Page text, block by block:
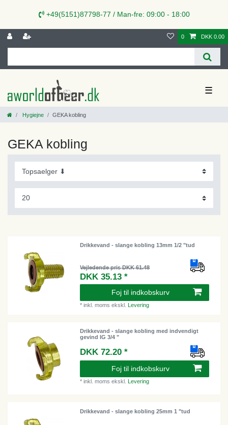
+49(5151)87798-77 / Man-fre: 09:00 - 18:00
0 DKK 0.00
☰
Hygiejne GEKA kobling
GEKA kobling
Drikkevand - slange kobling 13mm 1/2 "tud
Vejledende pris DKK 61.48
DKK 35.13 *
Foj til indkobskurv
*inkl. moms ekskl.Levering
Drikkevand - slange kobling med indvendigt
gevind IG 3/4 "
DKK 72.20 *
Foj til indkobskurv
*inkl. moms ekskl.Levering
Drikkevand - slange kobling 25mm 1 "tud